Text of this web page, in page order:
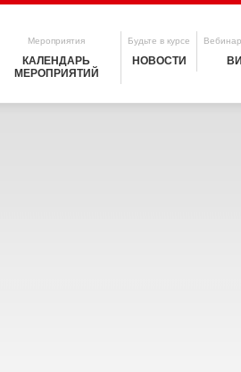
Мероприятия
КАЛЕНДАРЬ
МЕРОПРИЯТИЙ
Будьте в курсе
НОВОСТИ